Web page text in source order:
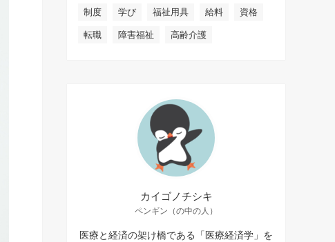
制度 学び 福祉用具 給料 資格
転職 障害福祉 高齢介護
カイゴノチシキ
ペンギン（の中の人）
医療と経済の架け橋である「医療経済学」を